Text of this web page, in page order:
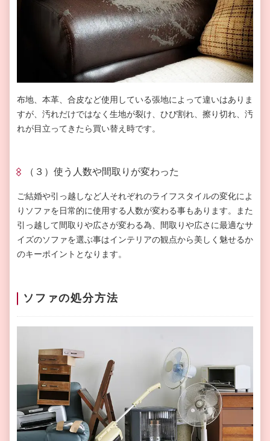
布地、本革、合皮など使用している張地によって違いはありま
すが、汚れだけではなく生地が裂け、ひび割れ、擦り切れ、汚
れが目立ってきたら買い替え時です。
（３）使う人数や間取りが変わった
ご結婚や引っ越しなど人それぞれのライフスタイルの変化によ
りソファを日常的に使用する人数が変わる事もあります。また
引っ越して間取りや広さが変わる為、間取りや広さに最適なサ
イズのソファを選ぶ事はインテリアの観点から美しく魅せるか
のキーポイントとなります。
ソファの処分方法